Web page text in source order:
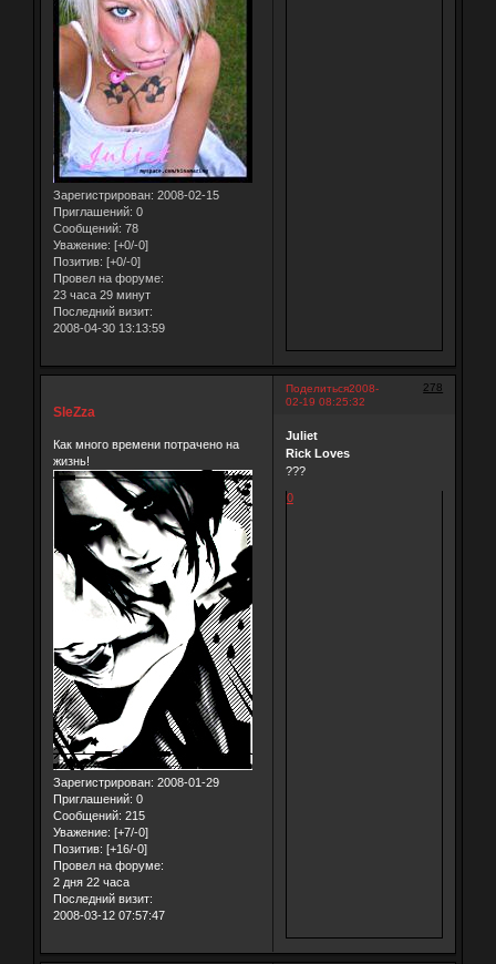
Зарегистрирован: 2008-02-15
Приглашений: 0
Сообщений: 78
Уважение: [+0/-0]
Позитив: [+0/-0]
Провел на форуме:
23 часа 29 минут
Последний визит:
2008-04-30 13:13:59
Поделиться 278
2008-
02-19 08:25:32
SleZza
Как много времени потрачено на
жизнь!
Зарегистрирован: 2008-01-29
Приглашений: 0
Сообщений: 215
Уважение: [+7/-0]
Позитив: [+16/-0]
Провел на форуме:
2 дня 22 часа
Последний визит:
2008-03-12 07:57:47
Juliet
Rick Loves
???
0